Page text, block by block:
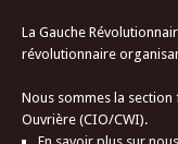
La Gauche
révolutionnaire
Nous sommes la
Ouvrière (CIO/CWI).